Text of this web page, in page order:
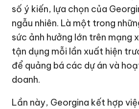
số ý kiến, lựa chọn của
ngẫu nhiên. Là một trong
sức ảnh hưởng lớn trên mạng
tận dụng mỗi lần xuất hiện
để quảng bá các dự án và
doanh.
Lần này, Georgina kết hợp